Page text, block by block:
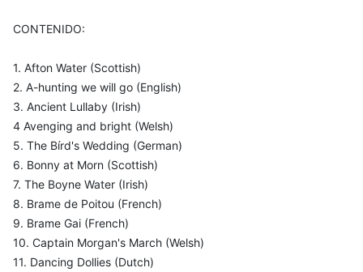
CONTENIDO:
1. Afton Water (Scottish)
2. A-hunting we will go (English)
3. Ancient Lullaby (Irish)
4 Avenging and bright (Welsh)
5. The Bírd's Wedding (German)
6. Bonny at Morn (Scottish)
7. The Boyne Water (Irish)
8. Brame de Poitou (French)
9. Brame Gai (French)
10. Captain Morgan's March (Welsh)
11. Dancing Dollies (Dutch)